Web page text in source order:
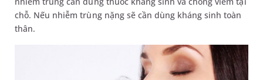
chỗ. Nếu nhiễm trùng nặng sẽ cần dùng kháng sinh toàn
thân.